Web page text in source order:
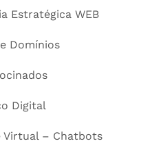
Estratégica WEB
Domínios
Digital
Virtual – Chatbots